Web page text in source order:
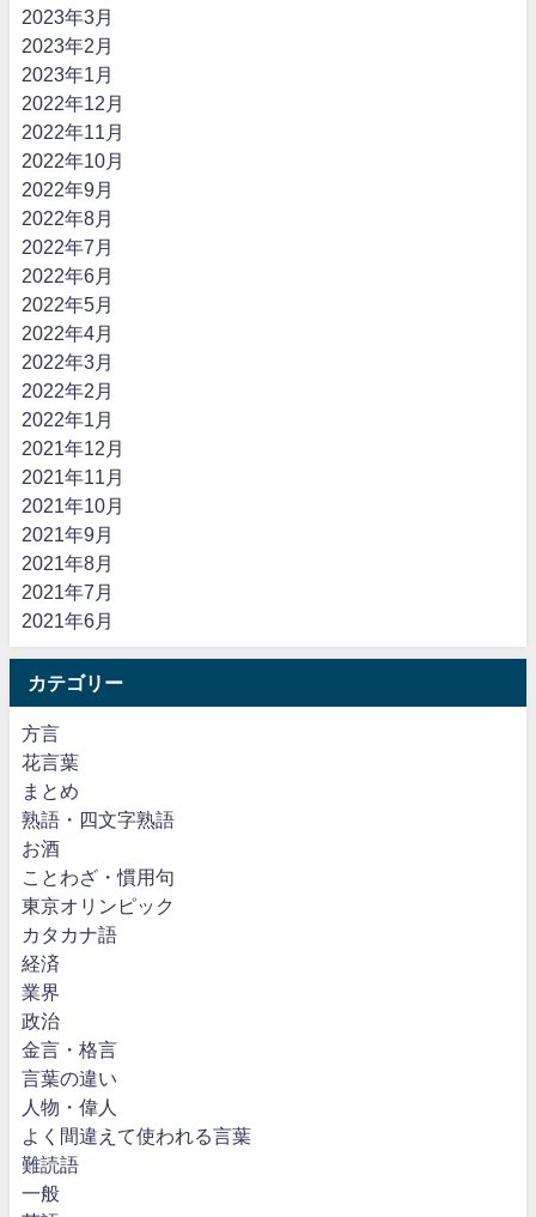
2023年3月
2023年2月
2023年1月
2022年12月
2022年11月
2022年10月
2022年9月
2022年8月
2022年7月
2022年6月
2022年5月
2022年4月
2022年3月
2022年2月
2022年1月
2021年12月
2021年11月
2021年10月
2021年9月
2021年8月
2021年7月
2021年6月
カテゴリー
方言
花言葉
まとめ
熟語・四文字熟語
お酒
ことわざ・慣用句
東京オリンピック
カタカナ語
経済
業界
政治
金言・格言
言葉の違い
人物・偉人
よく間違えて使われる言葉
難読語
一般